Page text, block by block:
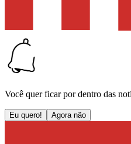
Você quer ficar por dentro das
Eu quero! Agora não